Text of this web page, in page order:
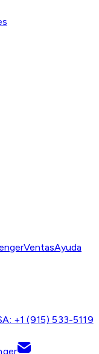
VentasAyuda
+1 (915) 533-5119